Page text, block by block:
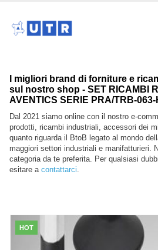
I migliori brand di forniture e
sul nostro shop - SET RICAMBI
AVENTICS SERIE PRA/TRB-063-
Dal 2021 siamo online con il nostro e-
prodotti, ricambi industriali, accessori dei
quanto riguarda il BtoB legato al mondo
maggiori settori industriali e manifatturieri.
categoria da te preferita. Per qualsiasi
esitare a contattarci.
HOT